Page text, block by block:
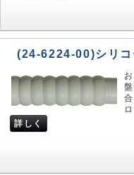
(24-6224-00)シリコ
詳しく